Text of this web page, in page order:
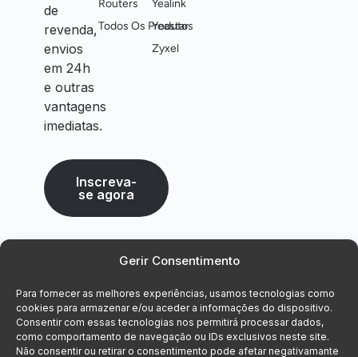
Gerir Consentimento
Para fornecer as melhores experiências, usamos tecnologias como
cookies para armazenar e/ou aceder a informações do dispositivo.
Consentir com essas tecnologias nos permitirá processar dados,
como comportamento de navegação ou IDs exclusivos neste site.
Não consentir ou retirar o consentimento pode afetar negativamante
de
revenda,
envios
em 24h
e outras
vantagens
imediatas.
Inscreva-
se agora
Routers
Todos Os Produtos
Yealink
Yeastar
Zyxel